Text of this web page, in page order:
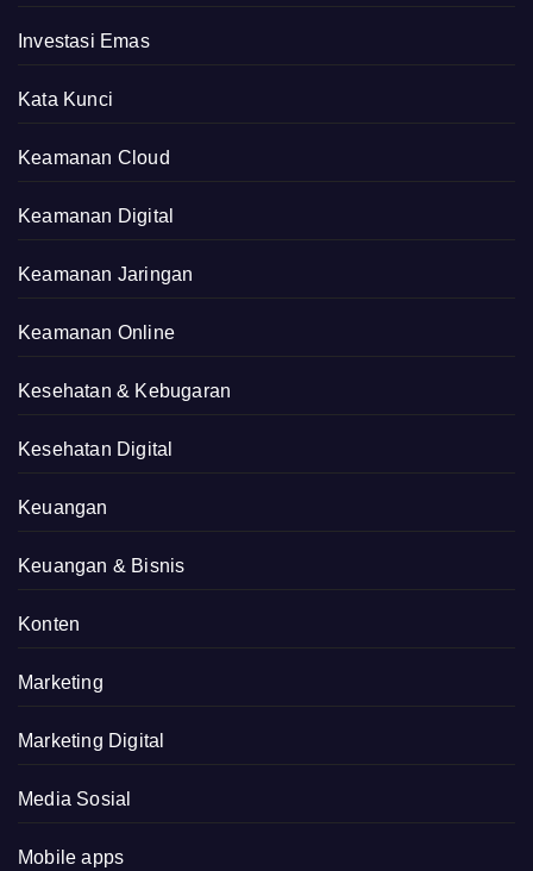
Investasi Emas
Kata Kunci
Keamanan Cloud
Keamanan Digital
Keamanan Jaringan
Keamanan Online
Kesehatan & Kebugaran
Kesehatan Digital
Keuangan
Keuangan & Bisnis
Konten
Marketing
Marketing Digital
Media Sosial
Mobile apps